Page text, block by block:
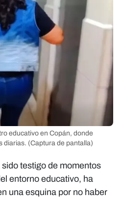
educativo en Copán, donde
diarias. (Captura de pantalla)
testigo de momentos
entorno educativo, ha
una esquina por no haber